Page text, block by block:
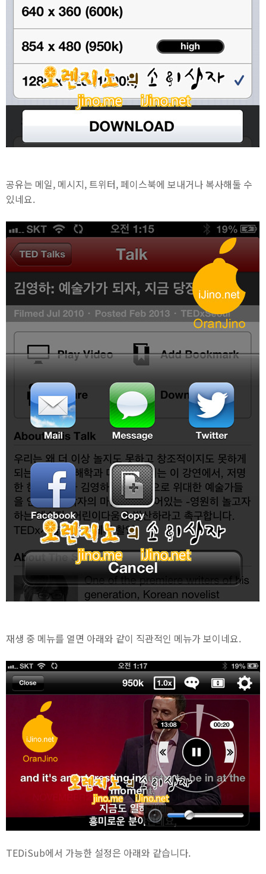
공유는 메일, 메시지, 트위터, 페이스북에 보내거나 복사해둘 수
있네요.
재생 중 메뉴를 열면 아래와 같이 직관적인 메뉴가 보이네요.
TEDiSub에서 가능한 설정은 아래와 같습니다.